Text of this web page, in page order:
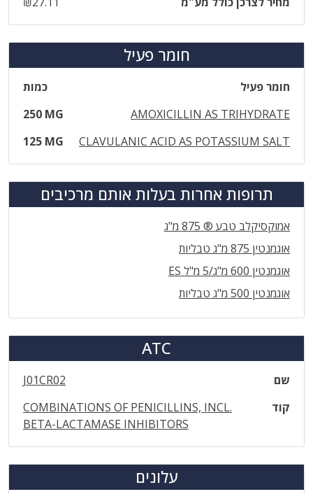
חומר פעיל
חומר פעיל
כמות
AMOXICILLIN AS TRIHYDRATE
250 MG
CLAVULANIC ACID AS POTASSIUM SALT
125 MG
תרופות אחרות בעלות אותם מרכיבים
אמוקסיקלב טבע ® 875 מ"ג
אוגמנטין 875 מ"ג טבליות
אוגמנטין 600 מ"ג/5 מ"ל ES
אוגמנטין 500 מ"ג טבליות
ATC
שם
J01CR02
קוד
COMBINATIONS OF PENICILLINS, INCL.
BETA-LACTAMASE INHIBITORS
עלונים